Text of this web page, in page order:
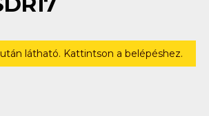
látható. Kattintson a belépéshez.